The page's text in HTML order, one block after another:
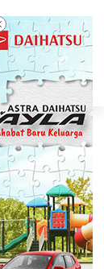
Kenapa Iran